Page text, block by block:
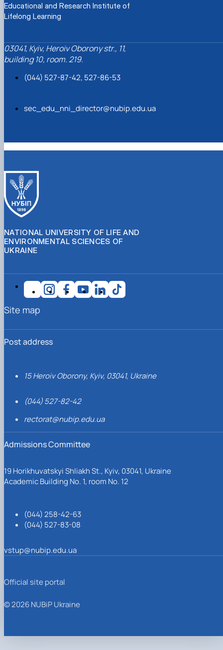
Educational and Research Institute of
Lifelong Learning
03041, Kyiv, Heroiv Oborony str., 11,
building 10, room. 219.
(044) 527-87-42, 527-86-53
sec_edu_nni_director@nubip.edu.ua
NATIONAL UNIVERSITY OF LIFE AND
ENVIRONMENTAL SCIENCES OF
UKRAINE
Post address
15 Heroiv Oborony, Kyiv, 03041, Ukraine
(044) 527-82-42
rectorat@nubip.edu.ua
Admissions Committee
19 Horikhuvatskyi Shliakh St., Kyiv, 03041, Ukraine
Academic Building No. 1, room No. 12
(044) 258-42-63
(044) 527-83-08
vstup@nubip.edu.ua
Site map
Official site portal
© 2026 NUBiP Ukraine